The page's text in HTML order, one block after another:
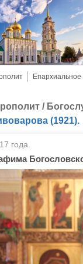
/
(1921).
года.